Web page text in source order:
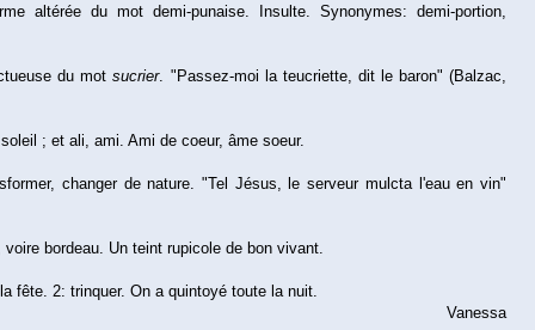
altérée du mot demi-punaise. Insulte. Synonymes: demi-portion,
du motsucrier. "Passez-moi la teucriette, dit le baron" (Balzac,
; et ali, ami. Ami de coeur, âme soeur.
changer de nature. "Tel Jésus, le serveur mulcta l'eau en vin"
bordeau. Un teint rupicole de bon vivant.
fête. 2: trinquer. On a quintoyé toute la nuit.
Vanessa